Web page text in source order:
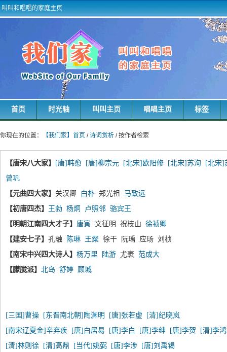
叫叫和唱唱的家庭主页
首页 时光轴 叫叫主页 唱唱主页 标签
你现在的位置： 【我们家】首页 /诗词赏析 / 按作者检索
【唐宋八大家】 [唐]韩愈 [唐]柳宗元 [北宋]欧阳修 [北宋]苏洵
[北宋]
曾巩
【元曲四大家】 关汉卿 白朴 郑光祖 马致远
【初唐四杰】
王勃 杨炯 卢照邻 骆宾王
【明朝江南四大才子】 唐寅 文征明 祝枝山 徐祯卿
【建安七子】 孔融 陈琳 王粲 徐干 阮瑀 应玚 刘桢
【南宋中兴四大诗人】 杨万里 陆游 尤袤 范成大
【朦胧派】 北岛 舒婷 顾城
[三国]曹操 [东晋南北朝]陶渊明 [唐]张若虚
[清]纪晓岚
[南宋辽夏金]辛弃疾
[唐]白居易 [唐]李白 [唐]李绅 [唐]李贺
[清]李
[清]林则徐
[清]高鼎 [当代]姚弼 [唐]李涉
[唐]刘禹锡